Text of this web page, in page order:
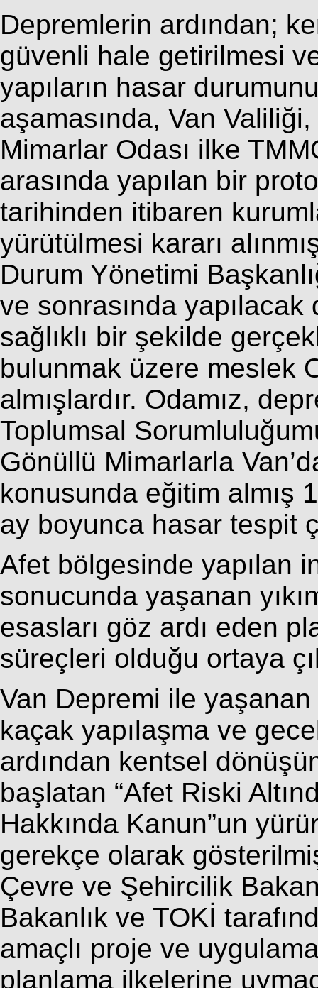
Depremlerin ardından;
güvenli hale getirilmesi
yapıların hasar
aşamasında, Van
Mimarlar Odası ilke
arasında yapılan bir
tarihinden itibaren
yürütülmesi kararı
Durum Yönetimi
ve sonrasında yapılacak
sağlıklı bir şekilde
bulunmak üzere meslek
almışlardır. Odamız,
Toplumsal
Gönüllü Mimarlarla
konusunda eğitim almış
ay boyunca hasar tespit
Afet bölgesinde yapılan
sonucunda yaşanan
esasları göz ardı eden
süreçleri olduğu ortaya
Van Depremi ile yaşanan
kaçak yapılaşma ve
ardından kentsel
başlatan “Afet Riski
Hakkında Kanun”un
gerekçe olarak
Çevre ve Şehircilik
Bakanlık ve TOKİ
amaçlı proje ve
planlama ilkelerine